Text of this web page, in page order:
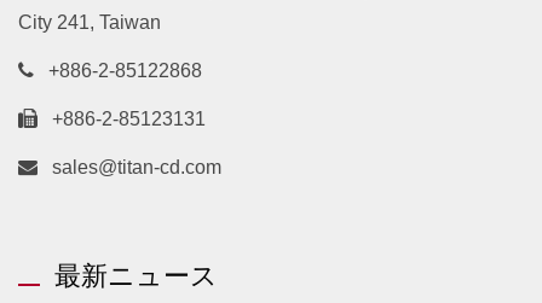
City 241, Taiwan
+886-2-85122868
+886-2-85123131
sales@titan-cd.com
最新ニュース